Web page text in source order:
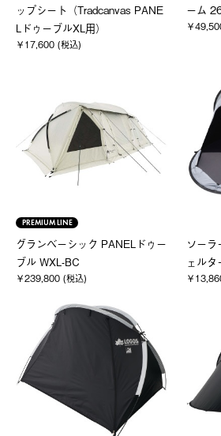
ップシート（Tradcanvas PANE
LドゥーブルXL用）
￥17,600 (税込)
ーム
￥
PREMIUM LINE
グランベーシック PANELドゥー
ブル WXL-BC
￥239,800 (税込)
ソー
ェルタ
￥